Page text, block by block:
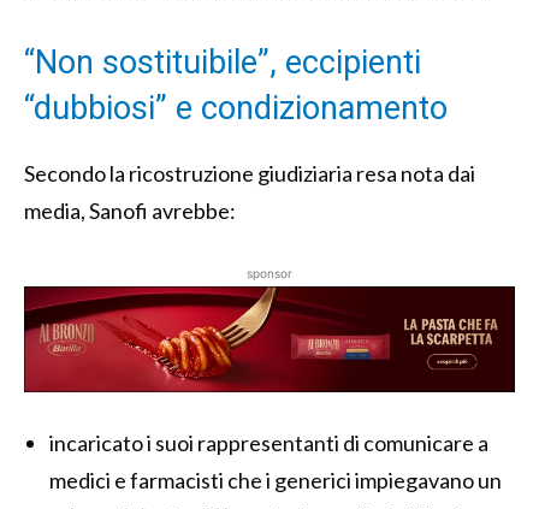
“Non sostituibile”, eccipienti
“dubbiosi” e condizionamento
Secondo la ricostruzione giudiziaria resa nota dai
media, Sanofi avrebbe:
sponsor
incaricato i suoi rappresentanti di comunicare a
medici e farmacisti che i generici impiegavano un